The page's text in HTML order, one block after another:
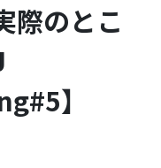
際のとこ
】